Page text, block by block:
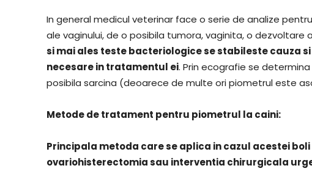
In general medicul veterinar face o serie de analize
ale vaginului, de o posibila tumora, vaginita, o dezvoltare
si mai ales teste bacteriologice se stabileste cauza
necesare in tratamentul ei. Prin ecografie se
posibila sarcina (deoarece de multe ori piometrul este
Metode de tratament pentru piometrul la caini:
Principala metoda care se aplica in cazul acestei
ovariohisterectomia sau interventia chirurgicala